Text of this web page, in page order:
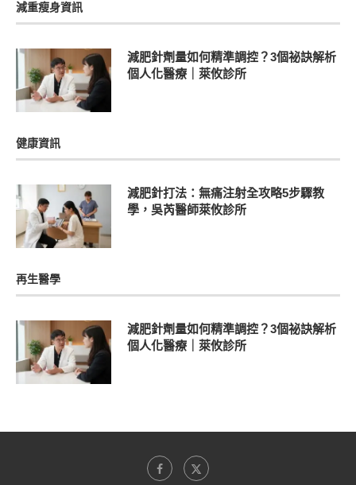
減重瘦身資訊
減肥針劑量如何精準調控？3個祕訣解析
個人化醫療｜萊攸診所
健康資訊
減肥針打法：無痛注射全攻略5步驟教
學，吳芮醫師萊攸診所
再生醫學
減肥針劑量如何精準調控？3個祕訣解析
個人化醫療｜萊攸診所